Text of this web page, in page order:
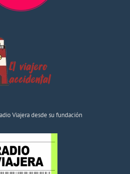
Viajera desde su fundación